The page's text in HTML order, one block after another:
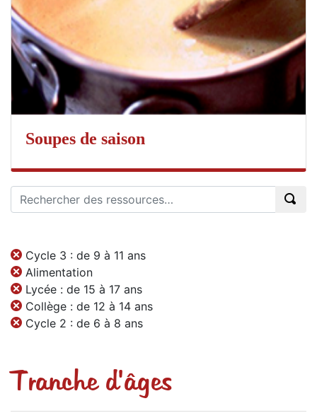
Soupes de saison
Cycle 3 : de 9 à 11 ans
Alimentation
Lycée : de 15 à 17 ans
Collège : de 12 à 14 ans
Cycle 2 : de 6 à 8 ans
Tranche d'âges